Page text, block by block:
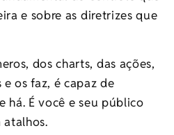
e sobre as diretrizes que
dos charts, das ações,
os faz, é capaz de
há. É você e seu público
atalhos.